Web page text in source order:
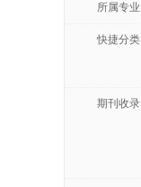
所属专业
快捷分类
期刊收录